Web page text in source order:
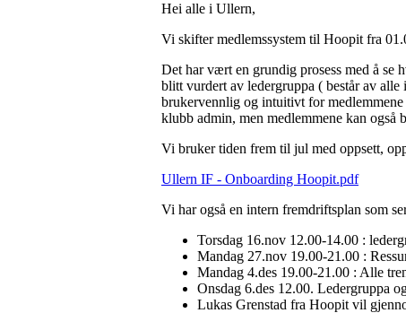
Hei alle i Ullern,
Vi skifter medlemssystem til Hoopit fra
Det har vært en grundig prosess med å se
blitt vurdert av ledergruppa ( består av
brukervennlig og intuitivt for medlemmene
klubb admin, men medlemmene kan også
Vi bruker tiden frem til jul med oppsett,
Ullern IF - Onboarding Hoopit.pdf
Vi har også en intern fremdriftsplan som
Torsdag 16.nov 12.00-14.00 :
Mandag 27.nov 19.00-21.00 :
Mandag 4.des 19.00-21.00 : Alle
Onsdag 6.des 12.00. Ledergruppa
Lukas Grenstad fra Hoopit vil